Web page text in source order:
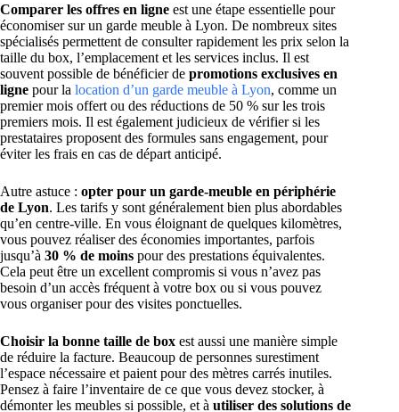
Comparer les offres en ligne est une étape essentielle pour
économiser sur un garde meuble à Lyon. De nombreux sites
spécialisés permettent de consulter rapidement les prix selon la
taille du box, l’emplacement et les services inclus. Il est
souvent possible de bénéficier de promotions exclusives en
ligne pour la location d’un garde meuble à Lyon, comme un
premier mois offert ou des réductions de 50 % sur les trois
premiers mois. Il est également judicieux de vérifier si les
prestataires proposent des formules sans engagement, pour
éviter les frais en cas de départ anticipé.
Autre astuce : opter pour un garde-meuble en périphérie
de Lyon. Les tarifs y sont généralement bien plus abordables
qu’en centre-ville. En vous éloignant de quelques kilomètres,
vous pouvez réaliser des économies importantes, parfois
jusqu’à 30 % de moins pour des prestations équivalentes.
Cela peut être un excellent compromis si vous n’avez pas
besoin d’un accès fréquent à votre box ou si vous pouvez
vous organiser pour des visites ponctuelles.
Choisir la bonne taille de box est aussi une manière simple
de réduire la facture. Beaucoup de personnes surestiment
l’espace nécessaire et paient pour des mètres carrés inutiles.
Pensez à faire l’inventaire de ce que vous devez stocker, à
démonter les meubles si possible, et à utiliser des solutions de